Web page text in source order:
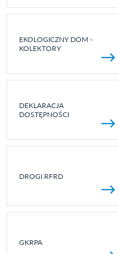
EKOLOGICZNY DOM -
KOLEKTORY
DEKLARACJA
DOSTĘPNOŚCI
DROGI RFRD
GKRPA